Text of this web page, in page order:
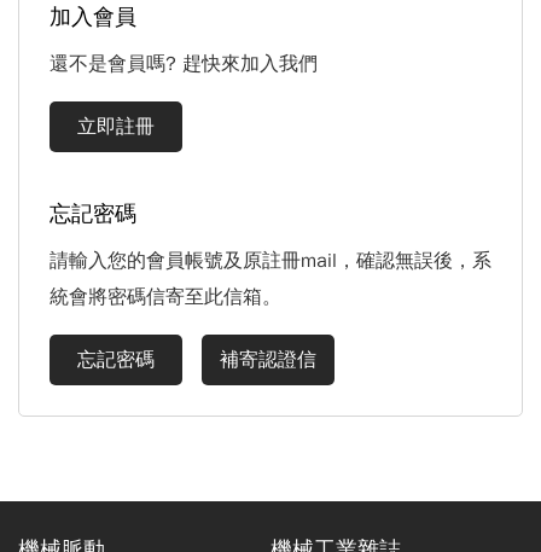
加入會員
還不是會員嗎? 趕快來加入我們
立即註冊
忘記密碼
請輸入您的會員帳號及原註冊mail，確認無誤後，系
統會將密碼信寄至此信箱。
忘記密碼 補寄認證信